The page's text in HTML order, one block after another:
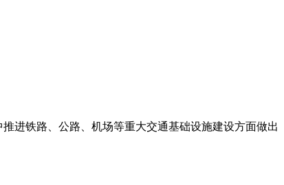
进铁路、公路、机场等重大交通基础设施建设方面做出